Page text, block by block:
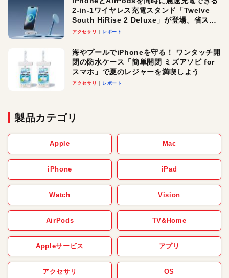
2-in-1ワイヤレス充電スタンド「Twelve
South HiRise 2 Deluxe」が登場。省スペ
ースでおしゃれに充電したい人にオスス
アクセサリ レポート
海やプールでiPhoneを守る！ ワンタッチ開
閉の防水ケース「簡単開閉 ミズアソビ for
スマホ」で夏のレジャーを満喫しよう
アクセサリ レポート
製品カテゴリ
Apple Mac
iPhone iPad
Watch Vision
AirPods TV&Home
Appleサービス アプリ
アクセサリ OS